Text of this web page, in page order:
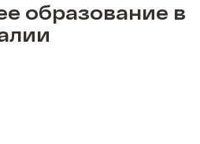
образование в